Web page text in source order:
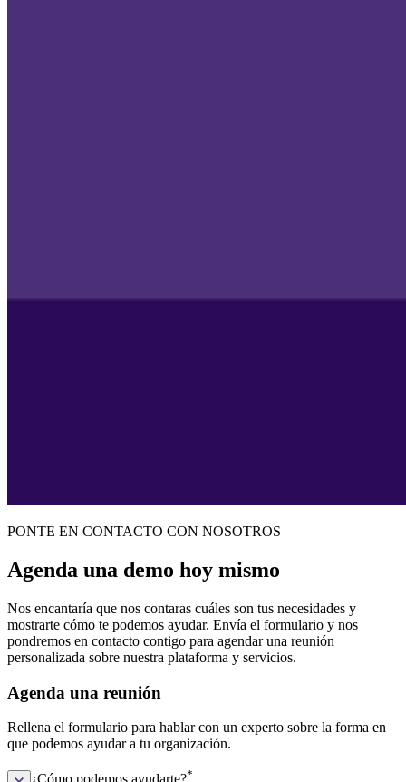
PONTE EN CONTACTO CON NOSOTROS
Agenda una demo hoy mismo
Nos encantaría que nos contaras cuáles son tus necesidades y
mostrarte cómo te podemos ayudar. Envía el formulario y nos
pondremos en contacto contigo para agendar una reunión
personalizada sobre nuestra plataforma y servicios.
Agenda una reunión
Rellena el formulario para hablar con un experto sobre la forma en
que podemos ayudar a tu organización.
¿Cómo podemos ayudarte?*